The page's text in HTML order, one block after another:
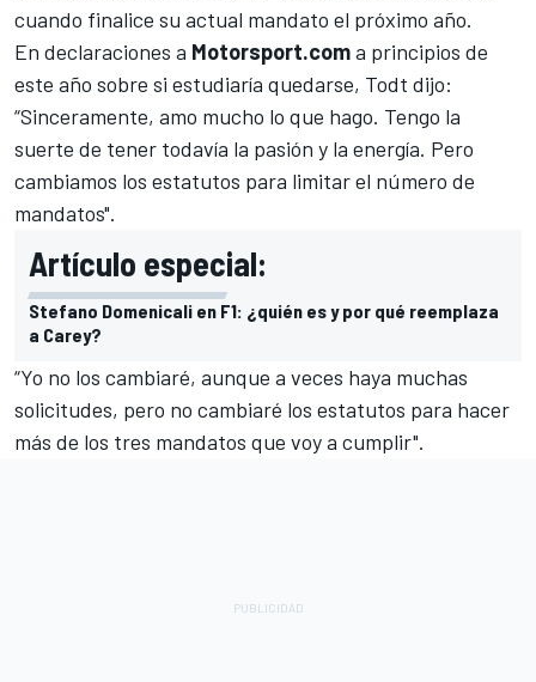
cuando finalice su actual mandato el próximo año.
En declaraciones a Motorsport.coma principios de
este año sobre si estudiaría quedarse, Todt dijo:
“Sinceramente, amo mucho lo que hago. Tengo la
suerte de tener todavía la pasión y la energía. Pero
cambiamos los estatutos para limitar el número de
mandatos".
Artículo especial:
Stefano Domenicali en F1: ¿quién es y por qué reemplaza
a Carey?
“Yo no los cambiaré, aunque a veces haya muchas
solicitudes, pero no cambiaré los estatutos para hacer
más de los tres mandatos que voy a cumplir".